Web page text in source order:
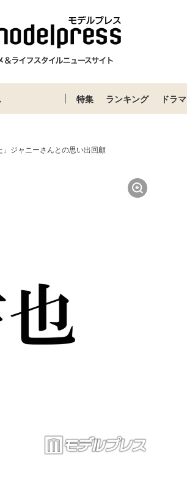
特集 ランキング ドラマ
ジャニーさんとの思い出回顧